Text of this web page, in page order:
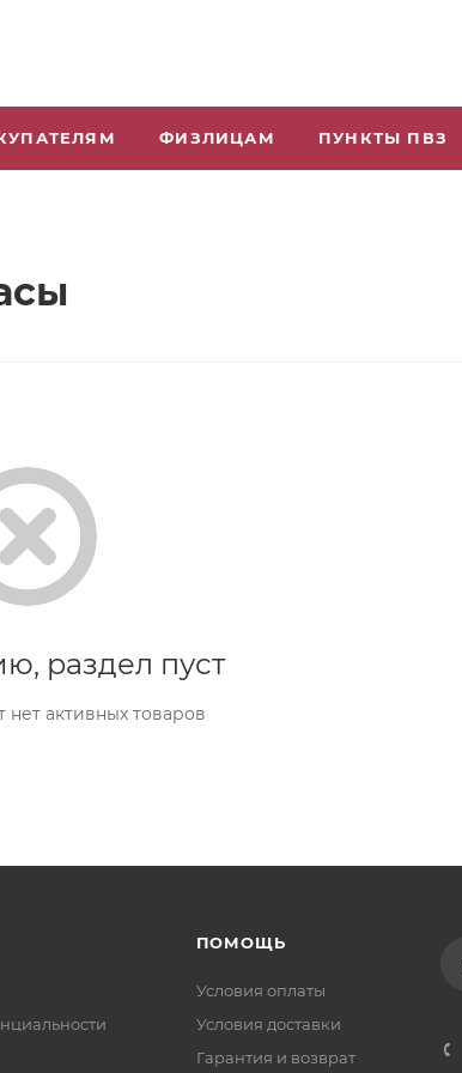
ФИЗЛИЦАМ ПУНКТЫ ПВЗ
раздел пуст
активных товаров
ПОМОЩЬ
Условия оплаты
Условия доставки
Гарантия и возврат